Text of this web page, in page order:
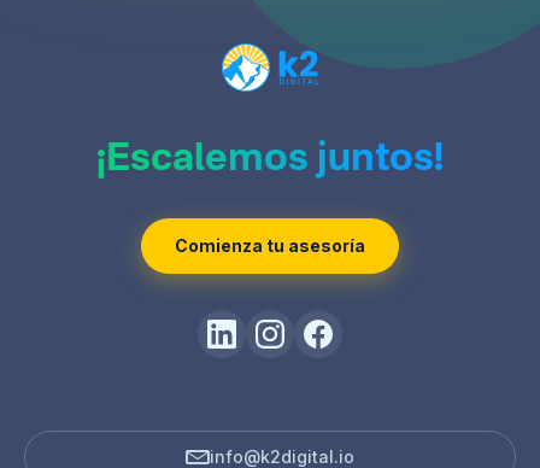
¡Escalemos juntos!
Comienza tu asesoría
info@k2digital.io